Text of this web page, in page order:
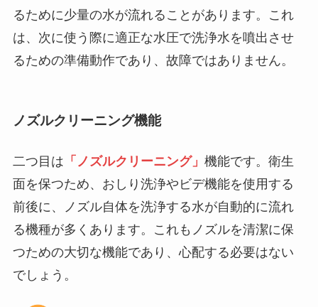
るために少量の水が流れることがあります。これ
は、次に使う際に適正な水圧で洗浄水を噴出させ
るための準備動作であり、故障ではありません。
ノズルクリーニング機能
二つ目は 「ノズルクリーニング」 機能です。衛生
面を保つため、おしり洗浄やビデ機能を使用する
前後に、ノズル自体を洗浄する水が自動的に流れ
る機種が多くあります。これもノズルを清潔に保
つための大切な機能であり、心配する必要はない
でしょう。